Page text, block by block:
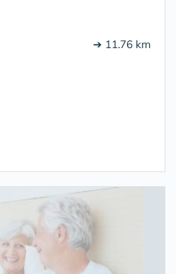
➔ 11.76 km